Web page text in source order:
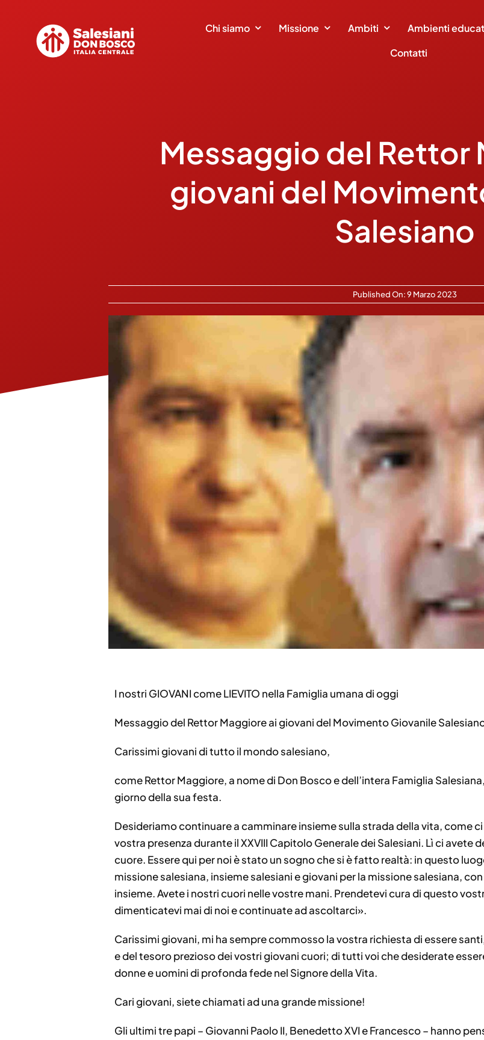
contenuto
Chi siamo Missione Ambiti Ambienti
Contatti
Messaggio del Rettor
giovani del
Salesiano
Published On: 9 Marzo 2023
I nostri GIOVANI come LIEVITO nella Famiglia umana di oggi
Messaggio del Rettor Maggiore ai giovani del Movimento Giovanile
Carissimi giovani di tutto il mondo salesiano,
come Rettor Maggiore, a nome di Don Bosco e dell’intera Famiglia
giorno della sua festa.
Desideriamo continuare a camminare insieme sulla strada della vita, come
vostra presenza durante il XXVIII Capitolo Generale dei Salesiani. Lì ci
cuore. Essere qui per noi è stato un sogno che si è fatto realtà: in questo
missione salesiana, insieme salesiani e giovani per la missione salesiana,
insieme. Avete i nostri cuori nelle vostre mani. Prendetevi cura di questo
dimenticatevi mai di noi e continuate ad ascoltarci».
Carissimi giovani, mi ha sempre commosso la vostra richiesta di essere
e del tesoro prezioso dei vostri giovani cuori; di tutti voi che desiderate
donne e uomini di profonda fede nel Signore della Vita.
Cari giovani, siete chiamati ad una grande missione!
Gli ultimi tre papi – Giovanni Paolo II, Benedetto XVI e Francesco – hanno